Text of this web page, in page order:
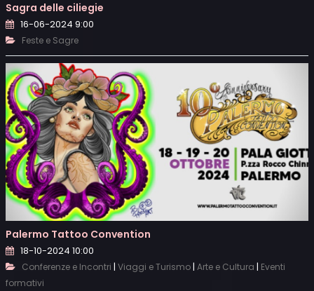
Sagra delle ciliegie
16-06-2024 9:00
Feste e Sagre
Palermo Tattoo Convention
18-10-2024 10:00
Conferenze e Incontri | Viaggi e Turismo | Arte e Cultura | Eventi
formativi